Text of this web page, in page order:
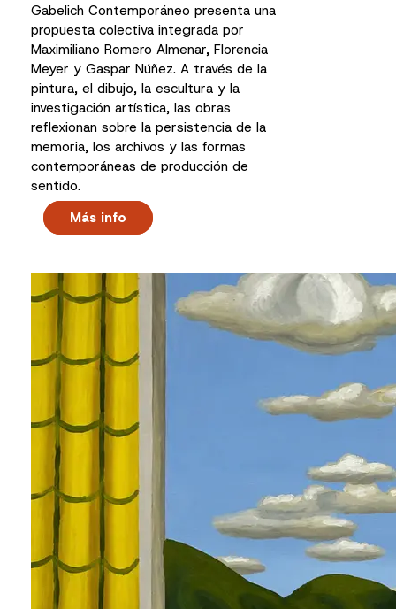
Gabelich Contemporáneo presenta una
propuesta colectiva integrada por
Maximiliano Romero Almenar, Florencia
Meyer y Gaspar Núñez. A través de la
pintura, el dibujo, la escultura y la
investigación artística, las obras
reflexionan sobre la persistencia de la
memoria, los archivos y las formas
contemporáneas de producción de
sentido.
Más info